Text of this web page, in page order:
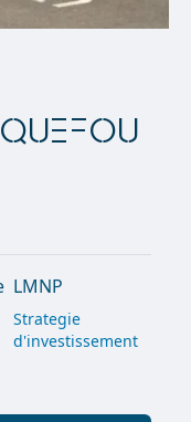
LMNP
Strategie
d'investissement